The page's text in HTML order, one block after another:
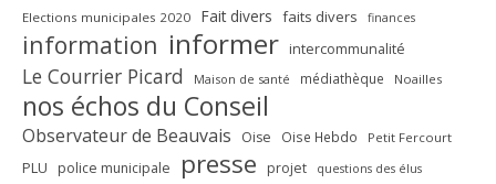
Elections municipales 2020 Fait divers faits divers finances
information informer intercommunalité
Le Courrier Picard Maison de santé médiathèque Noailles
nos échos du Conseil
Observateur de Beauvais Oise Oise Hebdo Petit Fercourt
PLU police municipale presse projet questions des élus